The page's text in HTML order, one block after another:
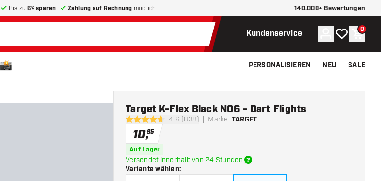
Bis zu6% sparen Zahlung auf Rechnung möglich 140.000+ Bewertungen
Kundenservice Konto
Meine 0
PERSONALISIEREN NEU SALE
4.6 Bewertungssterne
4.6 (838) Marke: TARGET
Target K-Flex Black NO6 - Dart Flights
10,95
Auf Lager
Versendet innerhalb von 24 Stunden
Variante wählen: